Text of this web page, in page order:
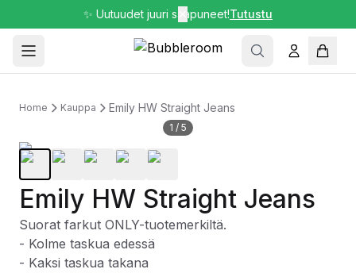
✨ Uutuudet juuri saapuneet!Tutustu
Home Kauppa Emily HW Straight Jeans
1 / 5
Emily HW Straight Jeans
Suorat farkut ONLY-tuotemerkiltä.
- Kolme taskua edessä
- Kaksi taskua takana